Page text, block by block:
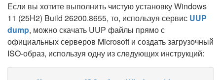
Если вы хотите выполнить чистую установку Windows
11 (25H2) Build 26200.8655, то, используя сервис UUP
dump, можно скачать UUP файлы прямо с
официальных серверов Microsoft и создать загрузочный
ISO-образ, используя одну из следующих инструкций: